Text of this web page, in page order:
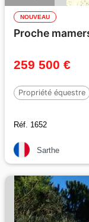
NOUVEAU
Proche
259 500 €
Propriété équestre
Réf. 1652
Sarthe